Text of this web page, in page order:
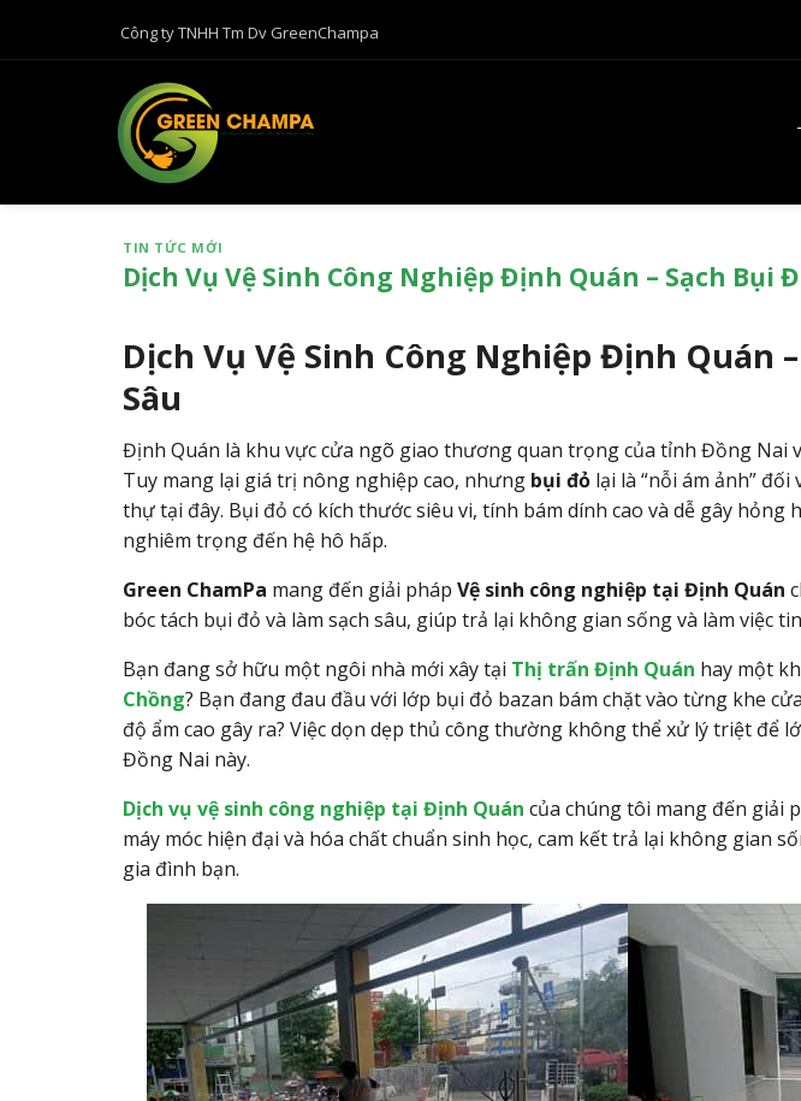
Công ty TNHH Tm Dv GreenChampa
TIN TỨC MỚI
Dịch Vụ Vệ Sinh Công Nghiệp Định Quán – Sạch Bụi
Dịch Vụ Vệ Sinh Công Nghiệp Định Quán
Sâu
Định Quán là khu vực cửa ngõ giao thương quan trọng của tỉnh Đồng Nai
Tuy mang lại giá trị nông nghiệp cao, nhưng bụi đỏ lại là “nỗi ám ảnh” đối
thự tại đây. Bụi đỏ có kích thước siêu vi, tính bám dính cao và dễ gây hỏng
nghiêm trọng đến hệ hô hấp.
Green ChamPa mang đến giải pháp Vệ sinh công nghiệp tại Định Quán
bóc tách bụi đỏ và làm sạch sâu, giúp trả lại không gian sống và làm việc
Bạn đang sở hữu một ngôi nhà mới xây tại Thị trấn Định Quán hay một
Chồng? Bạn đang đau đầu với lớp bụi đỏ bazan bám chặt vào từng khe
độ ẩm cao gây ra? Việc dọn dẹp thủ công thường không thể xử lý triệt để
Đồng Nai này.
Dịch vụ vệ sinh công nghiệp tại Định Quán của chúng tôi mang đến giải
máy móc hiện đại và hóa chất chuẩn sinh học, cam kết trả lại không gian
gia đình bạn.